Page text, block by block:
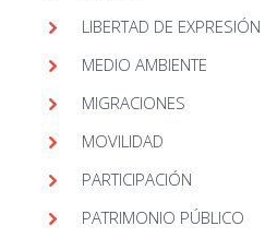
LIBERTAD DE EXPRESIÓN
MEDIO AMBIENTE
MIGRACIONES
MOVILIDAD
PARTICIPACIÓN
PATRIMONIO PÚBLICO